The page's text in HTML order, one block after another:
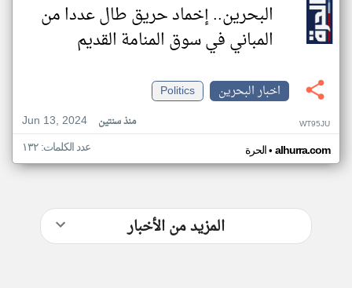
البحرين.. إخماد حريق طال عددا من
المباني في سوق المنامة القديم
اخبار البحرين
Politics
Jun 13, 2024
منذ سنتين WT95JU
الحرة• alhurra.com عدد الكلمات: ١٣٢
المزيد من الأخبار